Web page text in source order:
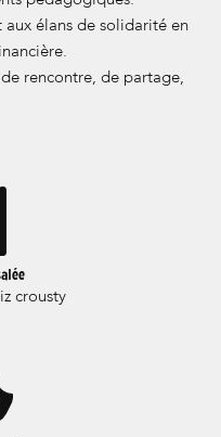
aux élans de solidarité en
de rencontre, de partage,
crousty